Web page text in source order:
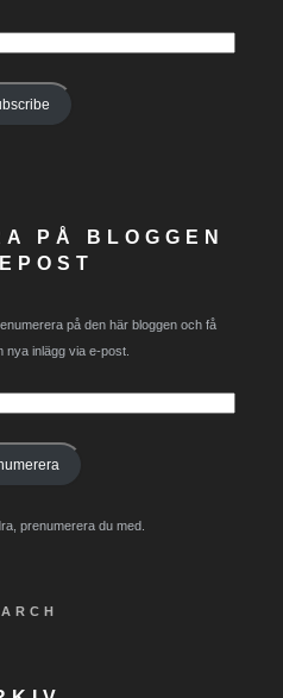
PÅ BLOGGEN
på den här bloggen och få
nya inlägg via e-post.
prenumerera du med.